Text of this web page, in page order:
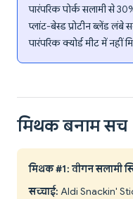
पारंपरिक पोर्क सलामी से
प्लांट-बेस्ड प्रोटीन ब्लेंड लंबे
पारंपरिक क्योर्ड मीट में नहीं
मिथक बनाम सच
मिथक #1: वीगन सलामी
सच्चाई: Aldi Snackin'